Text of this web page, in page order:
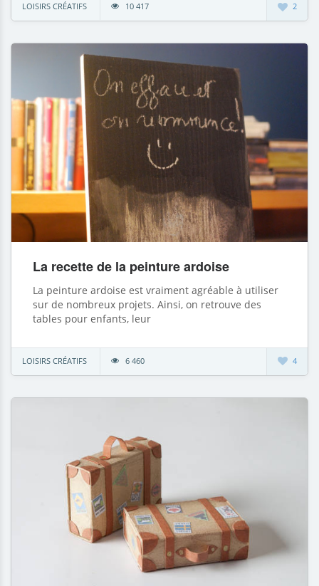
LOISIRS CRÉATIFS 10 417 2
La recette de la peinture ardoise
La peinture ardoise est vraiment agréable à utiliser
sur de nombreux projets. Ainsi, on retrouve des
tables pour enfants, leur
LOISIRS CRÉATIFS 6 460 4